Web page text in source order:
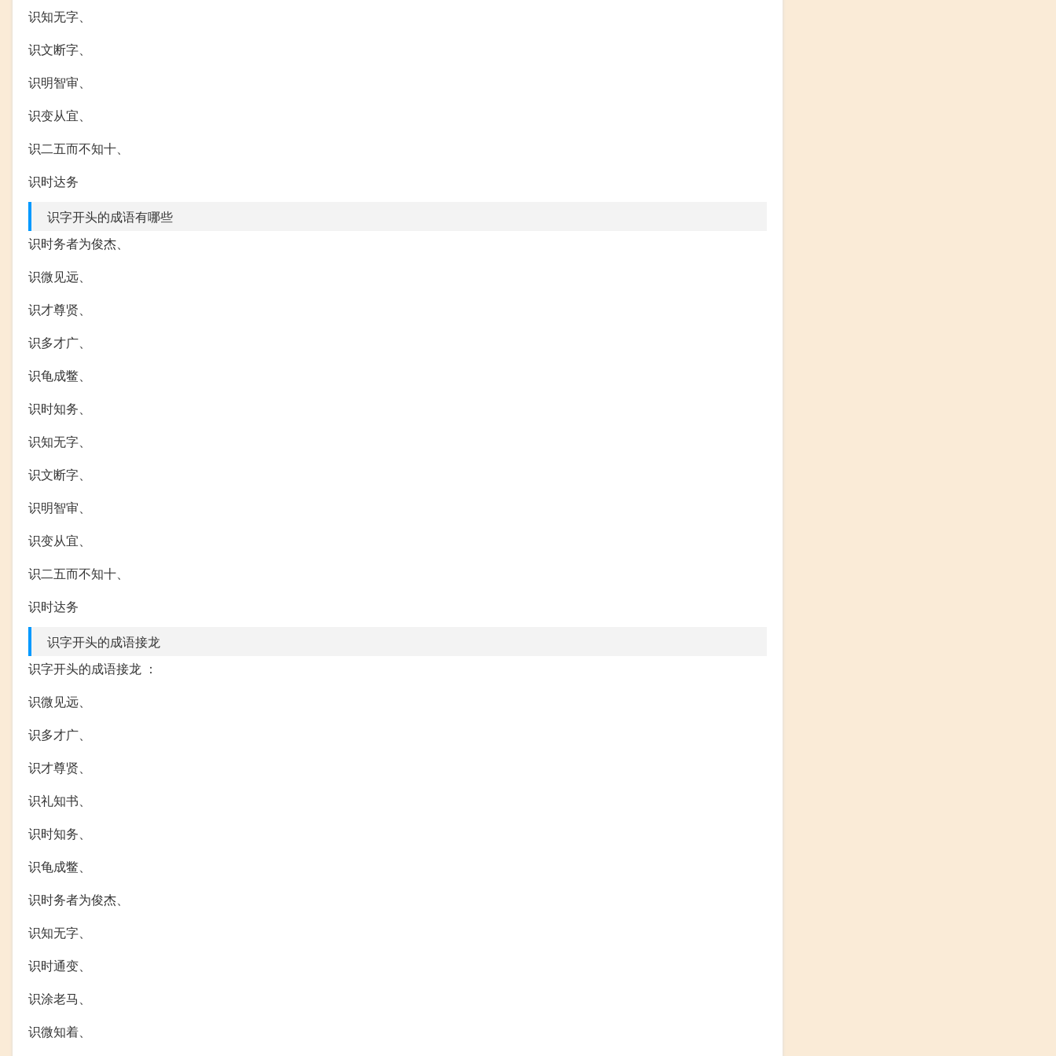
识知无字、
识文断字、
识明智审、
识变从宜、
识二五而不知十、
识时达务
识字开头的成语有哪些
识时务者为俊杰、
识微见远、
识才尊贤、
识多才广、
识龟成鳖、
识时知务、
识知无字、
识文断字、
识明智审、
识变从宜、
识二五而不知十、
识时达务
识字开头的成语接龙
识字开头的成语接龙 ：
识微见远、
识多才广、
识才尊贤、
识礼知书、
识时知务、
识龟成鳖、
识时务者为俊杰、
识知无字、
识时通变、
识涂老马、
识微知着、